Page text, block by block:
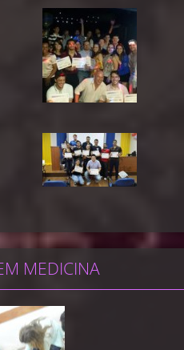
MEDICINA